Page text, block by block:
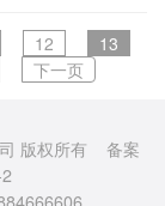
12
13
下一页
版权所有 备案